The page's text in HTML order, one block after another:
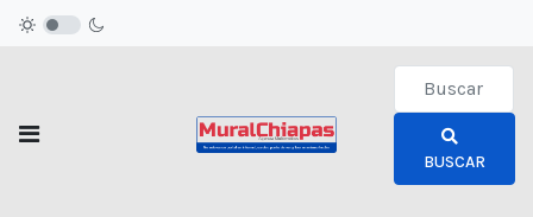
Type 2 or
BUSCAR